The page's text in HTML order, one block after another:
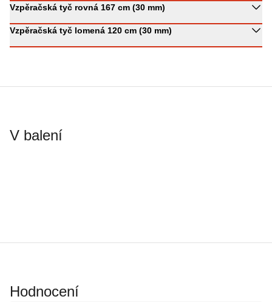
Vzpěračská tyč rovná 167 cm (30 mm)
Vzpěračská tyč lomená 120 cm (30 mm)
V balení
Hodnocení